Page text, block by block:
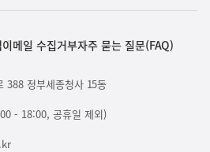
이메일 수집거부자주 묻는 질문(FAQ)
388 정부세종청사 15동
- 18:00, 공휴일 제외)